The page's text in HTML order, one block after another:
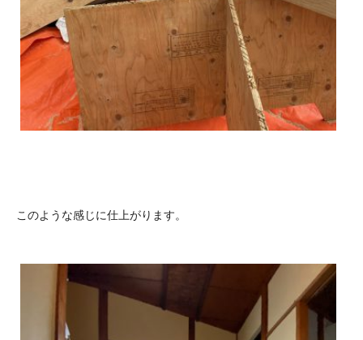
このような感じに仕上がります。